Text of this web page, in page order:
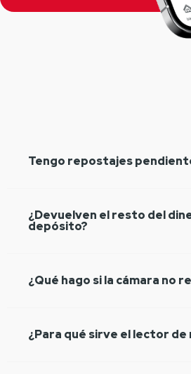
Tengo repostajes
¿Devuelven el resto del
depósito?
¿Qué hago si la cámara no
¿Para qué sirve el lector de